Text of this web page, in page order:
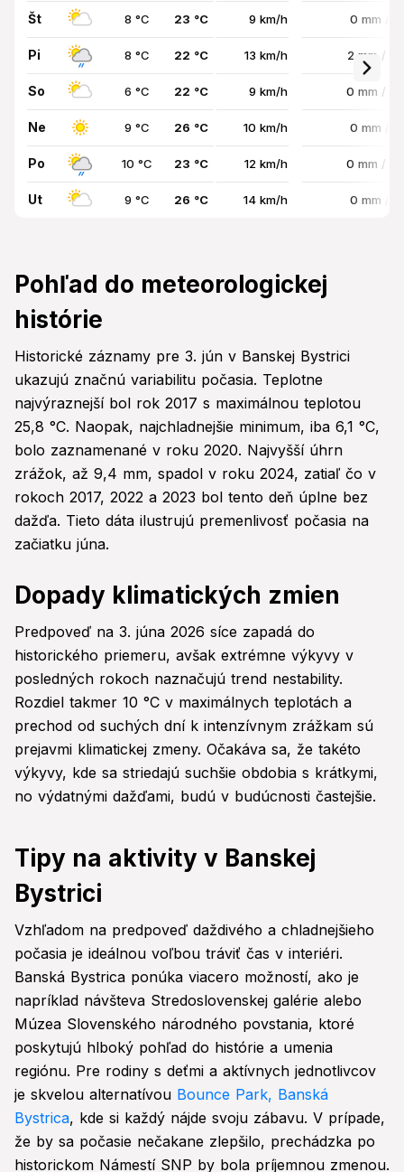
Št 8 °C 23 °C 9 km/h 0 mm /
Pi 8 °C 22 °C 13 km/h 2 mm /
So 6 °C 22 °C 9 km/h 0 mm /
Ne 9 °C 26 °C 10 km/h 0 mm /
Po 10 °C 23 °C 12 km/h 0 mm /
Ut 9 °C 26 °C 14 km/h 0 mm /
Pohľad do meteorologickej
histórie
Historické záznamy pre 3. jún v Banskej Bystrici
ukazujú značnú variabilitu počasia. Teplotne
najvýraznejší bol rok 2017 s maximálnou teplotou
25,8 °C. Naopak, najchladnejšie minimum, iba 6,1 °C,
bolo zaznamenané v roku 2020. Najvyšší úhrn
zrážok, až 9,4 mm, spadol v roku 2024, zatiaľ čo v
rokoch 2017, 2022 a 2023 bol tento deň úplne bez
dažďa. Tieto dáta ilustrujú premenlivosť počasia na
začiatku júna.
Dopady klimatických zmien
Predpoveď na 3. júna 2026 síce zapadá do
historického priemeru, avšak extrémne výkyvy v
posledných rokoch naznačujú trend nestability.
Rozdiel takmer 10 °C v maximálnych teplotách a
prechod od suchých dní k intenzívnym zrážkam sú
prejavmi klimatickej zmeny. Očakáva sa, že takéto
výkyvy, kde sa striedajú suchšie obdobia s krátkymi,
no výdatnými dažďami, budú v budúcnosti častejšie.
Tipy na aktivity v Banskej
Bystrici
Vzhľadom na predpoveď daždivého a chladnejšieho
počasia je ideálnou voľbou tráviť čas v interiéri.
Banská Bystrica ponúka viacero možností, ako je
napríklad návšteva Stredoslovenskej galérie alebo
Múzea Slovenského národného povstania, ktoré
poskytujú hlboký pohľad do histórie a umenia
regiónu. Pre rodiny s deťmi a aktívnych jednotlivcov
je skvelou alternatívou Bounce Park, Banská
Bystrica, kde si každý nájde svoju zábavu. V prípade,
že by sa počasie nečakane zlepšilo, prechádzka po
historickom Námestí SNP by bola príjemnou zmenou.